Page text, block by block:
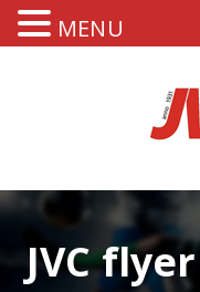
JVC
MENU